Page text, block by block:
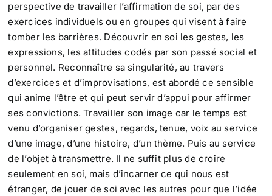
perspective de travailler l’affirmation de soi, par des
exercices individuels ou en groupes qui visent à faire
tomber les barrières. Découvrir en soi les gestes, les
expressions, les attitudes codés par son passé social et
personnel. Reconnaître sa singularité, au travers
d’exercices et d’improvisations, est abordé ce sensible
qui anime l’être et qui peut servir d’appui pour affirmer
ses convictions. Travailler son image car le temps est
venu d’organiser gestes, regards, tenue, voix au service
d’une image, d’une histoire, d’un thème. Puis au service
de l’objet à transmettre. Il ne suffit plus de croire
seulement en soi, mais d’incarner ce qui nous est
étranger, de jouer de soi avec les autres pour que l’idée